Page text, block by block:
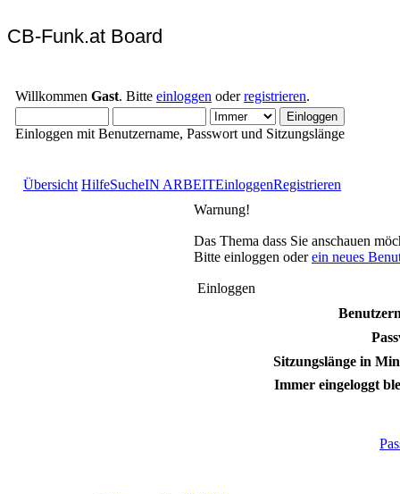
CB-Funk.at Board
Willkommen Gast. Bitte einloggen oderregistrieren.
Einloggen mit Benutzername, Passwort und Sitzungslänge
Übersicht HilfeSucheIN ARBEITEinloggenRegistrieren
Warnung!
Das Thema dass Sie anschauen
Bitte einloggen oderein neues
Einloggen
Sitzungslänge in
Immer eingeloggt